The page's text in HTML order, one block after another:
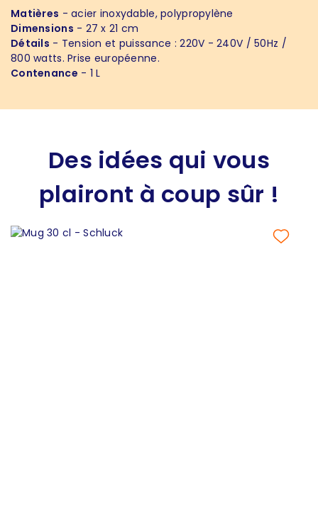
Matières - acier inoxydable, polypropylène
Dimensions - 27 x 21 cm
Détails - Tension et puissance : 220V - 240V / 50Hz /
800 watts. Prise européenne.
Contenance - 1 L
Des idées qui vous
plairont à coup sûr !